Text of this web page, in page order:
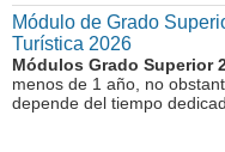
Módulo de Grado
Turística 2026
Módulos Grado Superior
menos de 1 año, no
depende del tiempo